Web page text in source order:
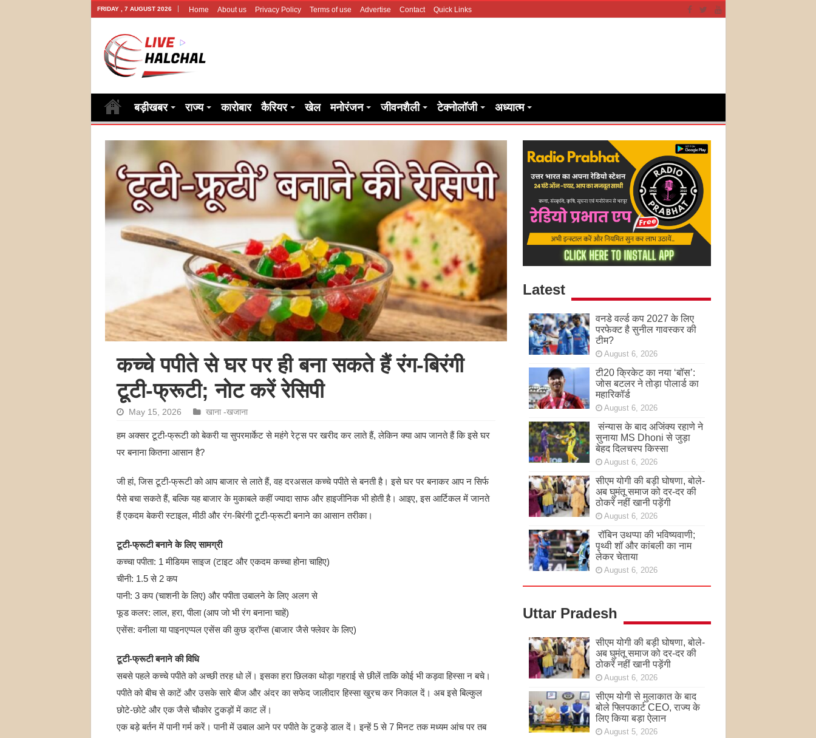
FRIDAY , 7 AUGUST 2026 Home About us Privacy Policy Terms of use Advertise Contact Quick Links
बड़ीखबर राज्य कारोबार कैरियर खेल मनोरंजन जीवनशैली टेक्नोलॉजी अध्यात्म
कच्चे पपीते से घर पर ही बना सकते हैं रंग-बिरंगी
टूटी-फ्रूटी; नोट करें रेसिपी
May 15, 2026 खाना -खजाना
हम अक्सर टूटी-फ्रूटी को बेकरी या सुपरमार्केट से महंगे रेट्स पर खरीद कर लाते हैं, लेकिन क्या आप जानते हैं कि इसे घर
पर बनाना कितना आसान है?
जी हां, जिस टूटी-फ्रूटी को आप बाजार से लाते हैं, वह दरअसल कच्चे पपीते से बनती है। इसे घर पर बनाकर आप न सिर्फ
पैसे बचा सकते हैं, बल्कि यह बाजार के मुकाबले कहीं ज्यादा साफ और हाइजीनिक भी होती है। आइए, इस आर्टिकल में जानते
हैं एकदम बेकरी स्टाइल, मीठी और रंग-बिरंगी टूटी-फ्रूटी बनाने का आसान तरीका।
टूटी-फ्रूटी बनाने के लिए सामग्री
कच्चा पपीता: 1 मीडियम साइज (टाइट और एकदम कच्चा होना चाहिए)
चीनी: 1.5 से 2 कप
पानी: 3 कप (चाशनी के लिए) और पपीता उबालने के लिए अलग से
फूड कलर: लाल, हरा, पीला (आप जो भी रंग बनाना चाहें)
एसेंस: वनीला या पाइनएप्पल एसेंस की कुछ ड्रॉप्स (बाजार जैसे फ्लेवर के लिए)
टूटी-फ्रूटी बनाने की विधि
सबसे पहले कच्चे पपीते को अच्छी तरह धो लें। इसका हरा छिलका थोड़ा गहराई से छीलें ताकि कोई भी कड़वा हिस्सा न बचे।
पपीते को बीच से काटें और उसके सारे बीज और अंदर का सफेद जालीदार हिस्सा खुरच कर निकाल दें। अब इसे बिल्कुल
छोटे-छोटे और एक जैसे चौकोर टुकड़ों में काट लें।
एक बड़े बर्तन में पानी गर्म करें। पानी में उबाल आने पर पपीते के टुकड़े डाल दें। इन्हें 5 से 7 मिनट तक मध्यम आंच पर तब
Latest
वनडे वर्ल्ड कप 2027 के लिए
परफेक्ट है सुनील गावस्कर की
टीम?
August 6, 2026
टी20 क्रिकेट का नया ‘बॉस’:
जोस बटलर ने तोड़ा पोलार्ड का
महारिकॉर्ड
August 6, 2026
संन्यास के बाद अजिंक्‍य रहाणे ने
सुनाया MS Dhoni से जुड़ा
बेहद दिलचस्प किस्सा
August 6, 2026
सीएम योगी की बड़ी घोषणा, बोले-
अब घुमंतू समाज को दर-दर की
ठोकरें नहीं खानी पड़ेंगी
August 6, 2026
रॉबिन उथप्पा की भविष्यवाणी;
पृथ्वी शॉ और कांबली का नाम
लेकर चेताया
August 6, 2026
Uttar Pradesh
सीएम योगी की बड़ी घोषणा, बोले-
अब घुमंतू समाज को दर-दर की
ठोकरें नहीं खानी पड़ेंगी
August 6, 2026
सीएम योगी से मुलाकात के बाद
बोले फ्लिपकार्ट CEO, राज्य के
लिए किया बड़ा ऐलान
August 5, 2026